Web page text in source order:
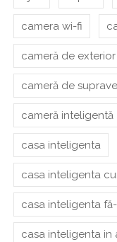
camera wi-fi
cameră de exterior
cameră de
cameră inteligentă
casa inteligenta
casa inteligenta
casa inteligenta
casa inteligenta in